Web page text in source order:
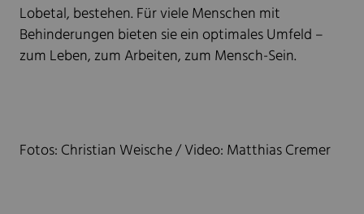
Lobetal, bestehen. Für viele Menschen mit
Behinderungen bieten sie ein optimales Umfeld –
zum Leben, zum Arbeiten, zum Mensch-Sein.
Fotos: Christian Weische / Video: Matthias Cremer